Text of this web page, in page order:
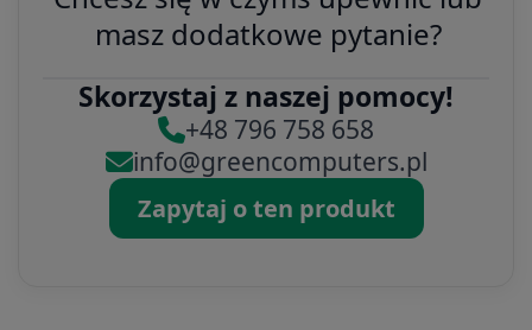
masz dodatkowe pytanie?
Skorzystaj z naszej pomocy!
+48 796 758 658
info@greencomputers.pl
Zapytaj o ten produkt